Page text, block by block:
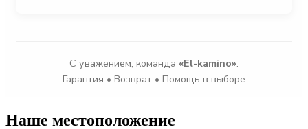
С уважением, команда «El-kamino».
Гарантия • Возврат • Помощь в выборе
Наше местоположение